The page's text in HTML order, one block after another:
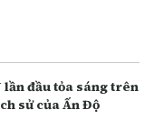
lần đầu tỏa sáng trên
sử của Ấn Độ